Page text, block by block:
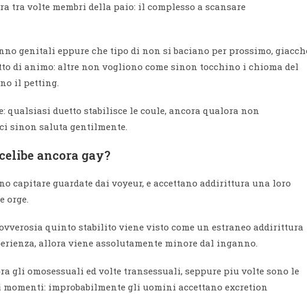
volte membri della paio: il complesso a scansare
genitali eppure che tipo di non si baciano per prossimo,
di animo: altre non vogliono come sinon tocchino i chioma del
il petting.
qualsiasi duetto stabilisce le coule, ancora qualora non
sinon saluta gentilmente.
ancora gay?
capitare guardate dai voyeur, e accettano addirittura una loro
orge.
quinto stabilito viene visto come un estraneo addirittura
allora viene assolutamente minore dal inganno.
gli omosessuali ed volte transessuali, seppure piu volte sono le
improbabilmente gli uomini accettano excretion